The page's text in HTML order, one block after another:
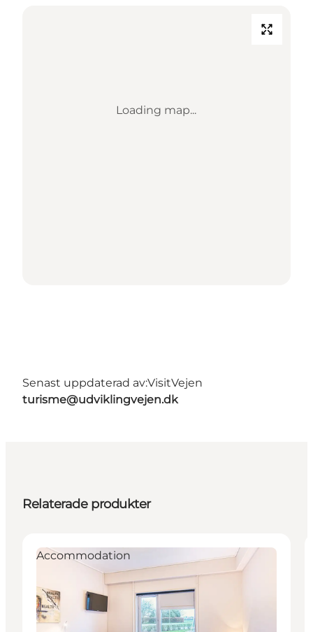
Loading map...
Senast uppdaterad av:VisitVejen
turisme@udviklingvejen.dk
Relaterade produkter
Accommodation